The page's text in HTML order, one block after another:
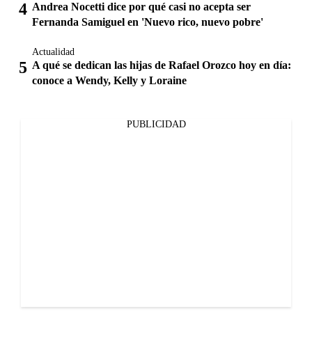
Andrea Nocetti dice por qué casi no acepta ser
Fernanda Samiguel en 'Nuevo rico, nuevo pobre'
Actualidad
A qué se dedican las hijas de Rafael Orozco hoy en día:
conoce a Wendy, Kelly y Loraine
PUBLICIDAD